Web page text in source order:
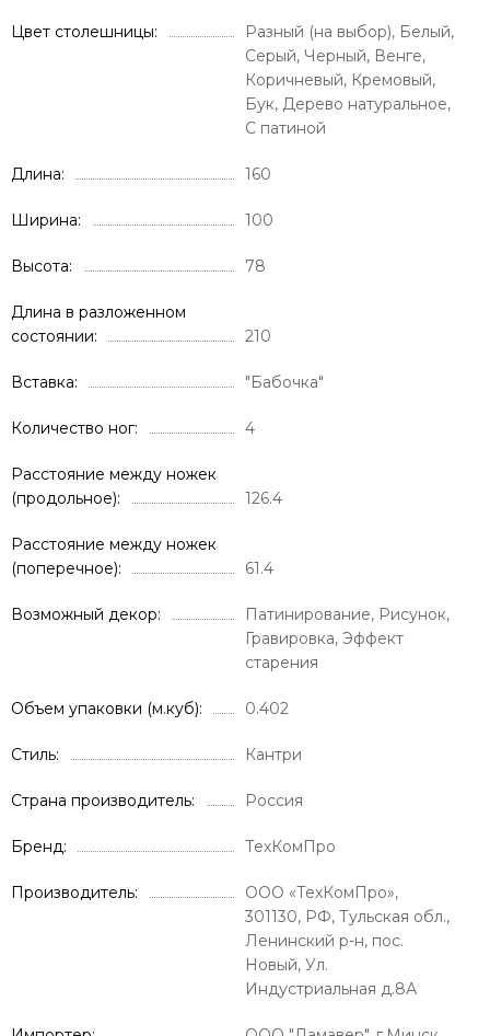
Цвет столешницы
Разный (на выбор), Белый,
Серый, Черный, Венге,
Коричневый, Кремовый,
Бук, Дерево натуральное,
С патиной
Длина 160
Ширина 100
Высота 78
Длина в разложенном
состоянии
210
Вставка "Бабочка"
Количество ног 4
Расстояние между ножек
(продольное)
126.4
Расстояние между ножек
(поперечное)
61.4
Возможный декор
Патинирование, Рисунок,
Гравировка, Эффект
старения
Объем упаковки (м.куб) 0.402
Стиль Кантри
Страна производитель Россия
Бренд ТехКомПро
Производитель
ООО «ТехКомПро»,
301130, РФ, Тульская обл.,
Ленинский р-н, пос.
Новый, Ул.
Индустриальная д.8А